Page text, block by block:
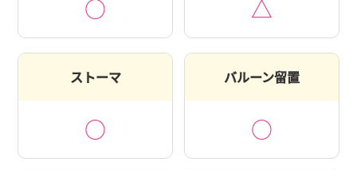
○ △
ストーマ
○
バルーン留置
○